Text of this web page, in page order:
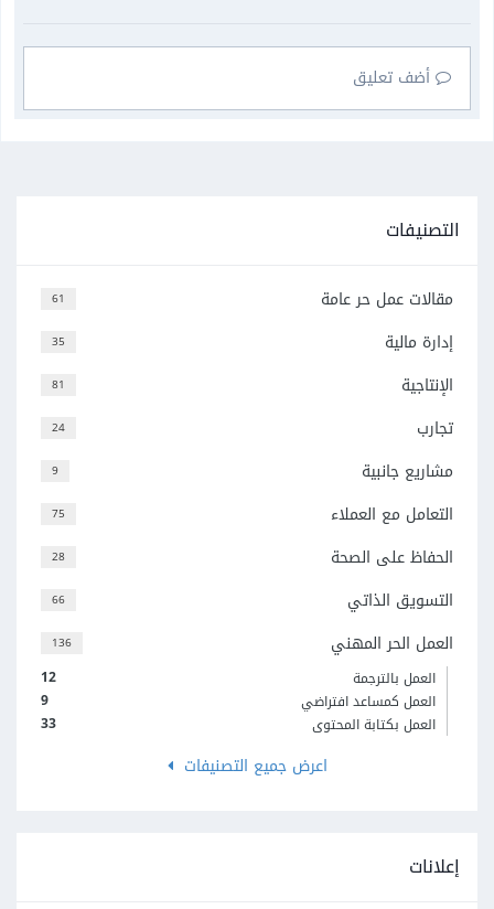
أضف تعليق
التصنيفات
61 مقالات عمل حر عامة
35 إدارة مالية
81 الإنتاجية
24 تجارب
9 مشاريع جانبية
75 التعامل مع العملاء
28 الحفاظ على الصحة
66 التسويق الذاتي
136 العمل الحر المهني
12
العمل بالترجمة
9
العمل كمساعد افتراضي
33
العمل بكتابة المحتوى
اعرض جميع التصنيفات
إعلانات